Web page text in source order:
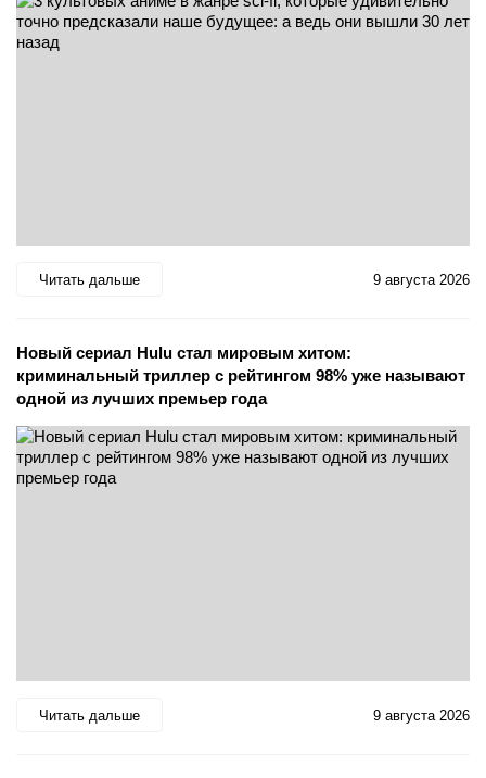
Читать дальше 9 августа 2026
Новый сериал Hulu стал мировым хитом:
криминальный триллер с рейтингом 98% уже называют
одной из лучших премьер года
Читать дальше 9 августа 2026